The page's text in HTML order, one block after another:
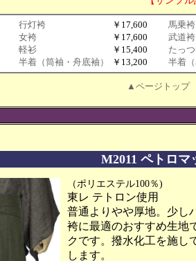
行灯袴 ￥17,600 馬乗袴
女袴
￥17,600 武道袴
軽衫
￥15,400 たっ
半着（筒袖・舟底袖）
￥13,200 半着（
▲ページトップ
M2011 ペトロマ
（ポリエステル100％)
東レ テトロン使用
普通よりやや厚地。少し
袴に最適のおすすめ生地
クです。撥水化工を施し
します。